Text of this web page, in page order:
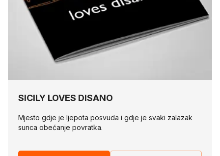
SICILY LOVES DISANO
Mjesto gdje je ljepota posvuda i gdje je svaki zalazak
sunca obećanje povratka.